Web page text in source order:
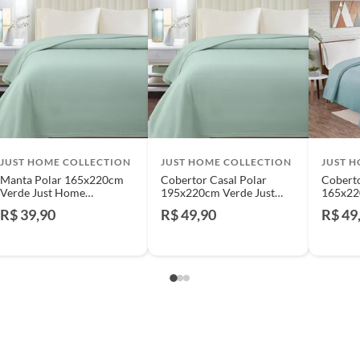
pisos, porcelanatos, revestimentos, pastilhas,
a respectiva Nota Fiscal, quando será agendada
resposta ao cliente deverá ser imediata. Sendo
dias, a contar da data da visita técnica.
poderá ser substituído, imediatamente, acrescido
negociados diretamente entre o Diretor de Loja ou
poderá optar por:
condições de uso;
JUST HOME COLLECTION
Manta Polar 165x220cm
Verde Just Home
R$ 39,90
JUST HOME COLLECTION
Cobertor Casal Polar
195x220cm Verde Just
R$ 49,90
JUST
R$